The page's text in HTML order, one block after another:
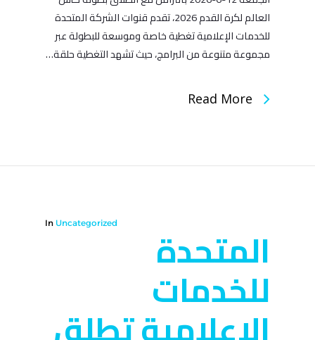
العالم لكرة القدم 2026، تقدم قنوات الشركة المتحدة
للخدمات الإعلامية تغطية خاصة وموسعة للبطولة عبر
مجموعة متنوعة من البرامج، حيث تشهد التغطية حلقة…
Read More
In Uncategorized المتحدة
للخدمات